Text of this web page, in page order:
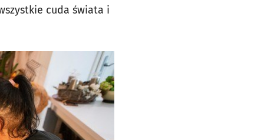
cuda świata i